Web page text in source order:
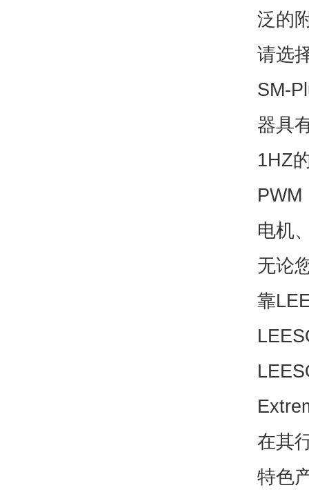
泛的
请选
SM-
器具
1HZ
电机
无论
靠
在其
特色